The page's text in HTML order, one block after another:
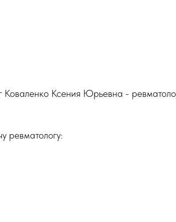
Коваленко Ксения Юрьевна -
ревматологу: